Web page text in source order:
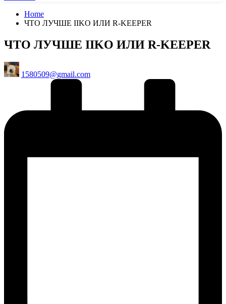
Home
ЧТО ЛУЧШЕ IIKO ИЛИ R-KEEPER
ЧТО ЛУЧШЕ IIKO ИЛИ R-KEEPER
Posted
by
1580509@gmail.com